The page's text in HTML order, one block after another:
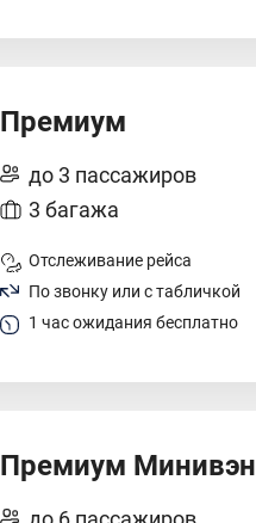
Премиум
до 3 пассажиров
3 багажа
Отслеживание рейса
По звонку или с табличкой
1 час ожидания бесплатно
Премиум Минивэн